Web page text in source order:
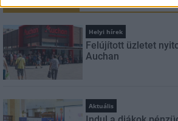
Helyi hírek
Felújított üzletet
Auchan
Aktuális